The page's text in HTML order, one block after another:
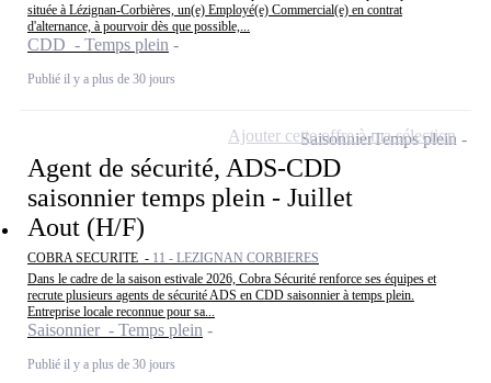
située à Lézignan-Corbières, un(e) Employé(e) Commercial(e) en contrat
d'alternance, à pourvoir dès que possible,...
CDD - Temps plein
Publié il y a plus de 30 jours
Agent de sécurité, ADS-CDD
saisonnier temps plein - Juillet
Aout (H/F)
COBRA SECURITE - 11 - LEZIGNAN CORBIERES
Dans le cadre de la saison estivale 2026, Cobra Sécurité renforce ses équipes et
recrute plusieurs agents de sécurité ADS en CDD saisonnier à temps plein.
Entreprise locale reconnue pour sa...
Saisonnier - Temps plein
Publié il y a plus de 30 jours
SaisonnierTemps plein
Ajouter cette offre à ma sélection